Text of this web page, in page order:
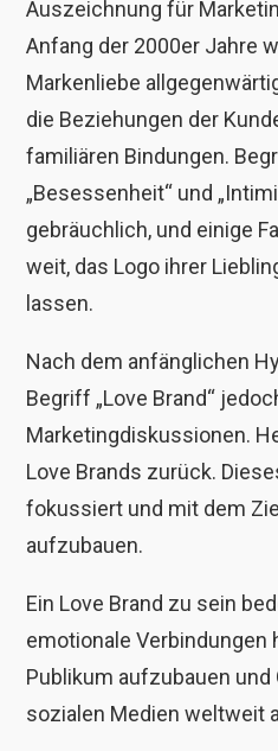
Auszeichnung für
Anfang der 2000er Jahre
Markenliebe
die Beziehungen der
familiären Bindungen.
„Besessenheit“ und
gebräuchlich, und einige
weit, das Logo ihrer
lassen.
Nach dem anfänglichen
Begriff „Love Brand“
Marketingdiskussionen.
Love Brands zurück.
fokussiert und mit dem
aufzubauen.
Ein Love Brand zu sein
emotionale Verbindungen
Publikum aufzubauen und
sozialen Medien weltweit